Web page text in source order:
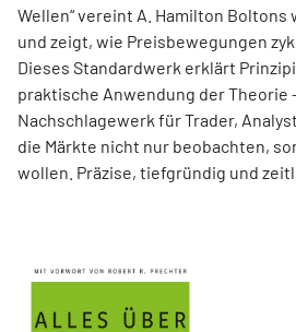
Wellen“ vereint A. Hamilton
und zeigt, wie Preisbewegungen
Dieses Standardwerk erklärt
praktische Anwendung der Theorie
Nachschlagewerk für Trader,
die Märkte nicht nur beobachten,
wollen. Präzise, tiefgründig und